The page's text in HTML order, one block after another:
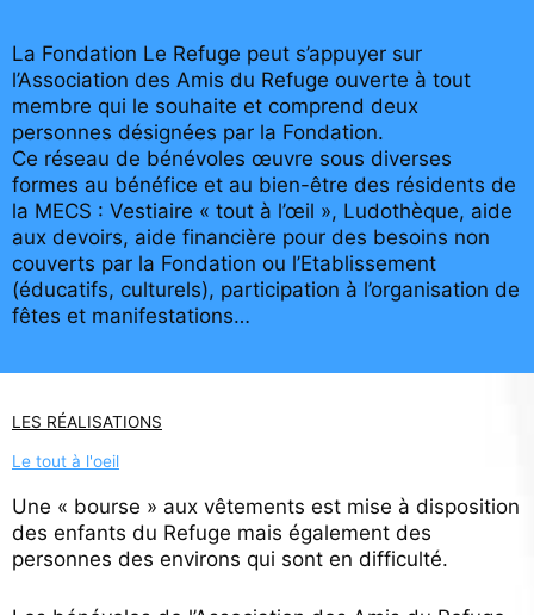
La Fondation Le Refuge peut s’appuyer sur
l’Association des Amis du Refuge ouverte à tout
membre qui le souhaite et comprend deux
personnes désignées par la Fondation.
Ce réseau de bénévoles œuvre sous diverses
formes au bénéfice et au bien-être des résidents de
la MECS : Vestiaire « tout à l’œil », Ludothèque, aide
aux devoirs, aide financière pour des besoins non
couverts par la Fondation ou l’Etablissement
(éducatifs, culturels), participation à l’organisation de
fêtes et manifestations…
LES RÉALISATIONS
Le tout à l'oeil
Une « bourse » aux vêtements est mise à disposition
des enfants du Refuge mais également des
personnes des environs qui sont en difficulté.